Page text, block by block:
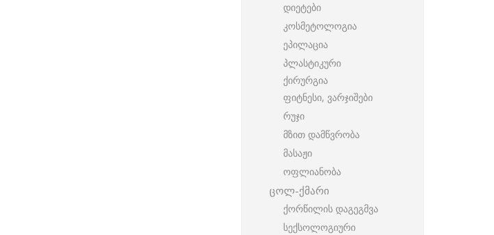
დიეტები
კოსმეტოლოგია
ეპილაცია
პლასტიკური
ქირურგია
ფიტნესი, ვარჯიშები
რუჯი
მზით დამწვრობა
მასაჟი
ოფლიანობა
ცოლ-ქმარი
ქორწილის დაგეგმვა
სექსოლოგიური